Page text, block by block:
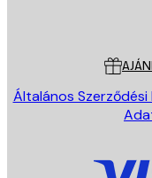
Általános